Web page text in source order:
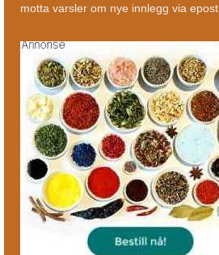
motta varsler om nye innlegg via epost.